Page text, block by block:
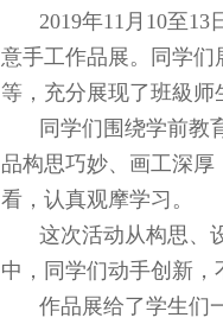
2019年11月10至
意手工作品展。同学
等，充分展现了班級师
同学们围绕学前教
品构思巧妙、画工深
看，认真观摩学习。
这次活动从构思、
中，同学们动手创新，
作品展给了学生们